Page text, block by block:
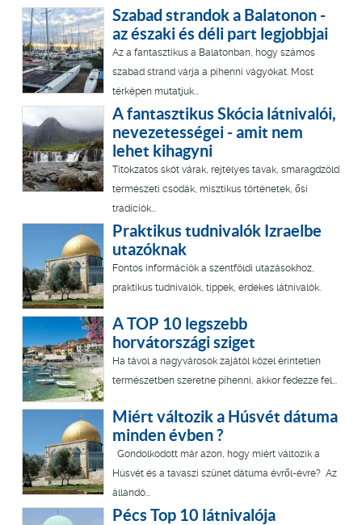
Szabad strandok a Balatonon -
az északi és déli part legjobbjai
Az a fantasztikus a Balatonban, hogy számos
szabad strand várja a pihenni vágyókat. Most
térképen mutatjuk...
A fantasztikus Skócia látnivalói,
nevezetességei - amit nem
lehet kihagyni
Titokzatos skót várak, rejtélyes tavak, smaragdzöld
természeti csodák, misztikus történetek, ősi
tradíciók...
Praktikus tudnivalók Izraelbe
utazóknak
Fontos információk a szentföldi utazásokhoz,
praktikus tudnivalók, tippek, érdekes látnivalók.
A TOP 10 legszebb
horvátországi sziget
Ha távol a nagyvárosok zajától közel érintetlen
természetben szeretne pihenni, akkor fedezze fel...
Miért változik a Húsvét dátuma
minden évben ?
Gondolkodott már azon, hogy miért változik a
Húsvét és a tavaszi szünet dátuma évről-évre? Az
állandó...
Pécs Top 10 látnivalója